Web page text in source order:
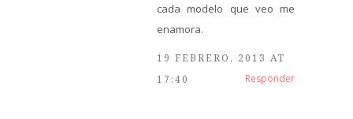
cada modelo que veo me
enamora.
19 FEBRERO, 2013 AT
17:40
Responder